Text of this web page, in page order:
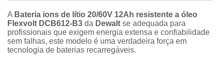
A Bateria ions de lítio 20/60V 12Ah resistente a óleo
Flexvolt DCB612-B3 da Dewalt se adequada para
profissionais que exigem energia extensa e confiabilidade
sem falhas, este modelo é uma verdadeira força em
tecnologia de baterias recarregáveis.